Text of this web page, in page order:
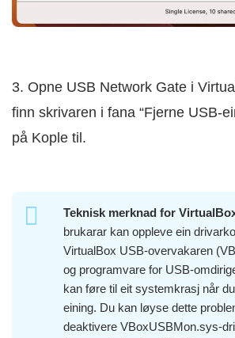
3. Opne USB Network Gate i
finn skrivaren i fana “Fjerne USB-
på Kople til.
Teknisk merknad for
brukarar kan oppleve ein
VirtualBox USB-overvakaren
og programvare for USB-
kan føre til eit systemkrasj når
eining. Du kan løyse dette
deaktivere VBoxUSBMon.sys-